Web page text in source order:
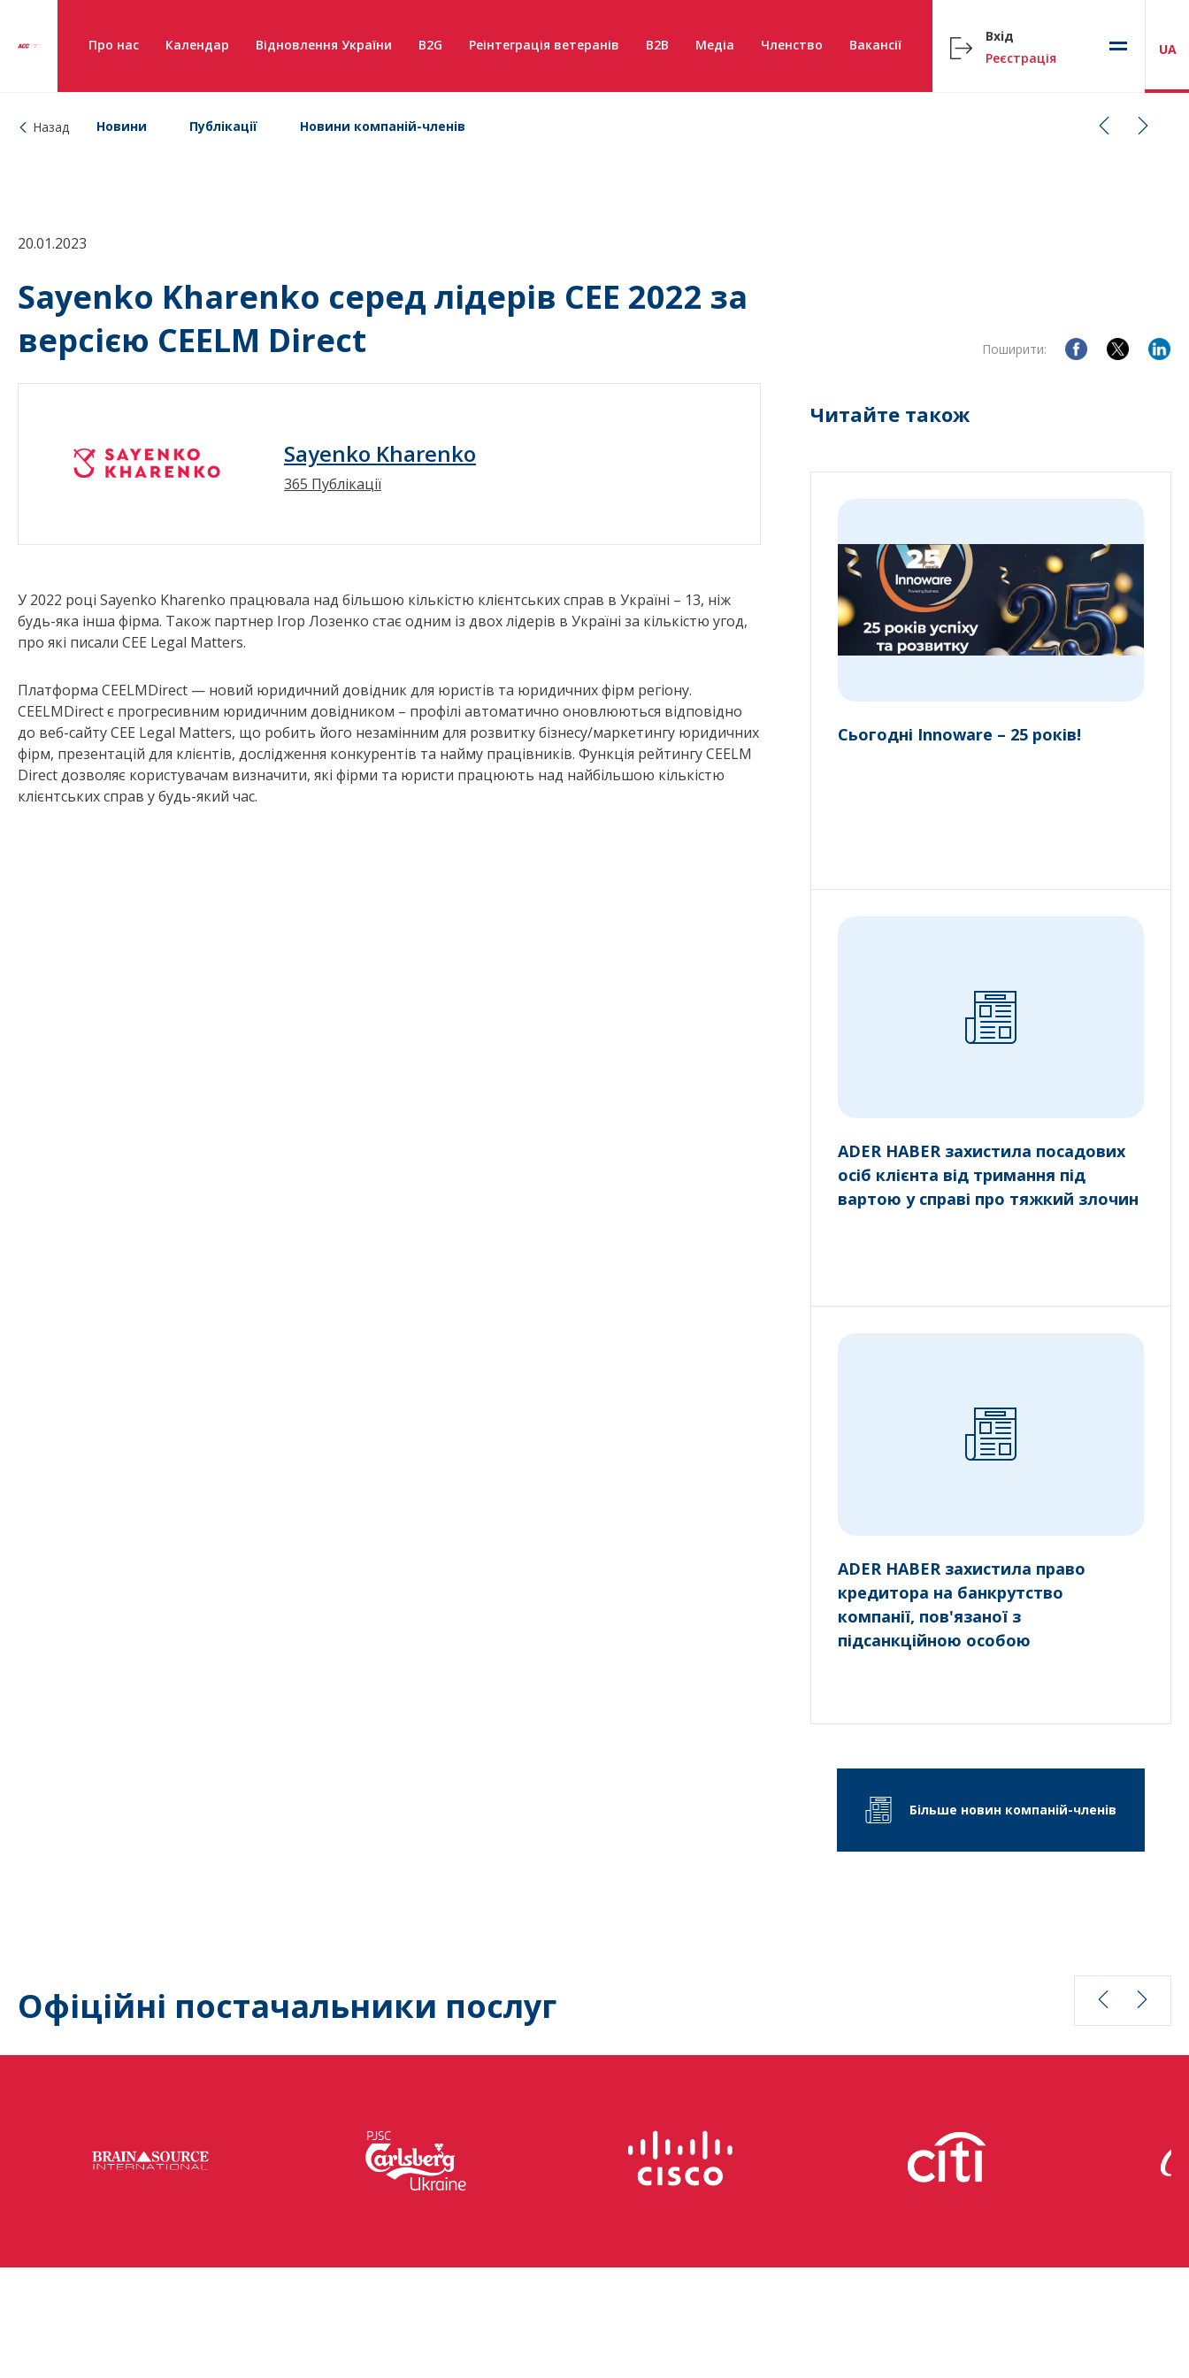
Про нас Календар Відновлення України B2G Реінтеграція ветеранів B2B Медіа Членство Вакансії
Вхід
Реєстрація
UA
Назад Новини Публікації Новини компаній-членів
20.01.2023
Sayenko Kharenko серед лідерів CEE 2022 за
версією CEELM Direct
Поширити:
Sayenko Kharenko
365 Публікації
У 2022 році Sayenko Kharenko працювала над більшою кількістю клієнтських справ в Україні – 13, ніж
будь-яка інша фірма. Також партнер Ігор Лозенко стає одним із двох лідерів в Україні за кількістю угод,
про які писали CEE Legal Matters.
Платформа CEELMDirect — новий юридичний довідник для юристів та юридичних фірм регіону.
CEELMDirect є прогресивним юридичним довідником – профілі автоматично оновлюються відповідно
до веб-сайту CEE Legal Matters, що робить його незамінним для розвитку бізнесу/маркетингу юридичних
фірм, презентацій для клієнтів, дослідження конкурентів та найму працівників. Функція рейтингу CEELM
Direct дозволяє користувачам визначити, які фірми та юристи працюють над найбільшою кількістю
клієнтських справ у будь-який час.
Читайте також
Сьогодні Innoware – 25 років!
ADER HABER захистила посадових
осіб клієнта від тримання під
вартою у справі про тяжкий злочин
ADER HABER захистила право
кредитора на банкрутство
компанії, пов'язаної з
підсанкційною особою
Більше новин компаній-членів
Офіційні постачальники послуг